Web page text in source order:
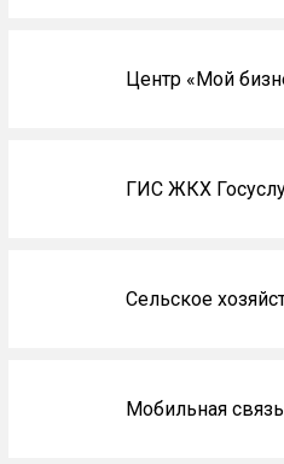
Центр «Мой
ГИС ЖКХ
Сельское
Мобильная